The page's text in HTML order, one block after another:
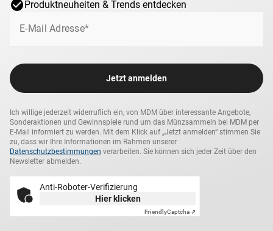
Produktneuheiten & Trends entdecken
E-Mail Adresse*
Jetzt anmelden
Ich willige jederzeit widerruflich ein, von MDM über interessante Angebote,
Sonderaktionen und Gewinnspiele rund um das Münzsammeln bei MDM per
E-Mail informiert zu werden. Mit dem Klick auf „Jetzt anmelden“ stimmen Sie
zu, dass wir Ihre Informationen im Rahmen unserer
Datenschutzbestimmungen verarbeiten. Sie können sich jeder Zeit über den
Newsletter abmelden.
Anti-Roboter-Verifizierung
Hier klicken
FriendlyCaptcha ⇗